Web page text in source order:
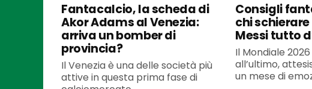
Fantacalcio, la scheda di
Akor Adams al Venezia:
arriva un bomber di
provincia?
Il Venezia è una delle società più
attive in questa prima fase di
Consigli
chi
Messi tutto
Il Mondiale
all’ultimo,
un mese di